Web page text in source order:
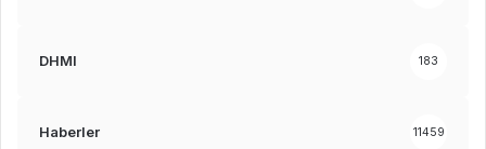
DHMI 183
Haberler 11459